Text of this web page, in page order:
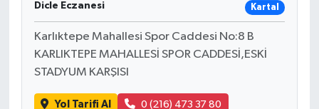
Dicle Eczanesi Kartal
Karlıktepe Mahallesi Spor Caddesi No:8 B
KARLIKTEPE MAHALLESİ SPOR CADDESİ,ESKİ
STADYUM KARŞISI
Yol Tarifi Al 0 (216) 473 37 80